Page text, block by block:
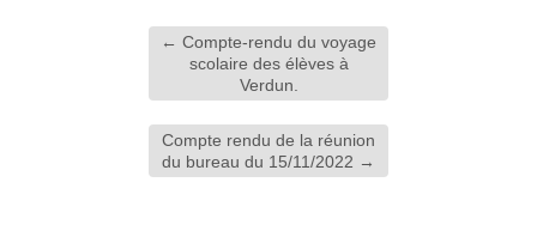
← Compte-rendu du voyage
scolaire des élèves à
Verdun.
Compte rendu de la réunion
du bureau du 15/11/2022 →